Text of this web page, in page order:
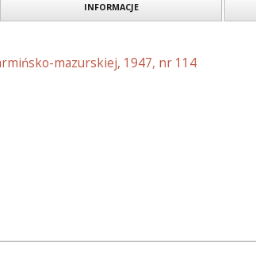
INFORMACJE
mazurskiej, 1947, nr 114